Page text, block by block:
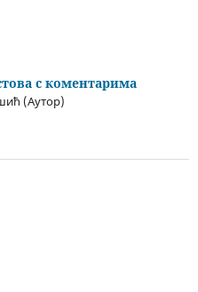
с коментарима
(Аутор)